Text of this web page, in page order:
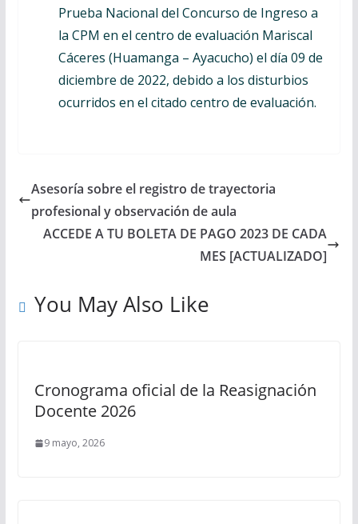
Prueba Nacional del Concurso de Ingreso a
la CPM en el centro de evaluación Mariscal
Cáceres (Huamanga – Ayacucho) el día 09 de
diciembre de 2022, debido a los disturbios
ocurridos en el citado centro de evaluación.
Asesoría sobre el registro de trayectoria
profesional y observación de aula
ACCEDE A TU BOLETA DE PAGO 2023 DE CADA
MES [ACTUALIZADO]
You May Also Like
Cronograma oficial de la Reasignación
Docente 2026
9 mayo, 2026